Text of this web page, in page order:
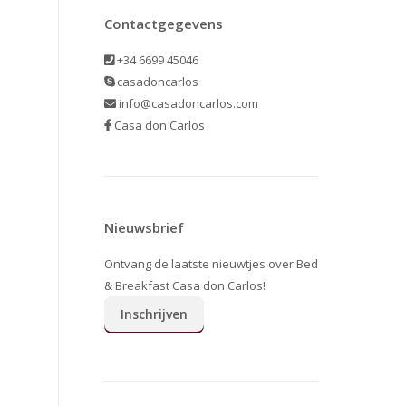
Contactgegevens
+34 6699 45046
casadoncarlos
info@casadoncarlos.com
Casa don Carlos
Nieuwsbrief
Ontvang de laatste nieuwtjes over Bed
& Breakfast Casa don Carlos!
Inschrijven